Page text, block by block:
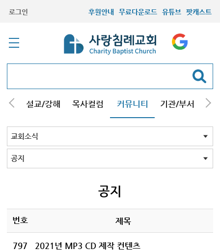
로그인 후원안내 무료다운로드 유튜브 팟캐스트
내 설교/강해 목사컬럼 커뮤니티 기관/부서 선
최근등록자료
자유게시판
교회소식
성도컬럼
새가족사진
새가족가이드
포토앨범
찬양쉼터
신앙도서
성경읽기퀴즈
기도부탁
교회소식 전체
공지
공지
번호 제목
797 2021년 MP3 CD 제작 컨텐츠